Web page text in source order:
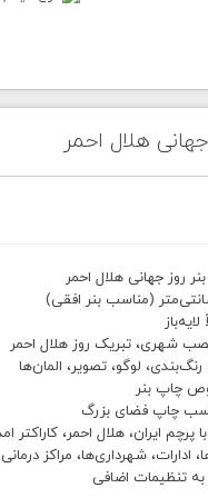
هلال احمر
روز جهانی هلال احمر
شهری، تبریک روز هلال احمر
لوگو، تصویر، المان‌ها
چاپ فضای بزرگ
پرچم ایران، هلال احمر، کاراکتر
ادارات، شهرداری‌ها، مراکز درمانی
به تنظیمات اضافی